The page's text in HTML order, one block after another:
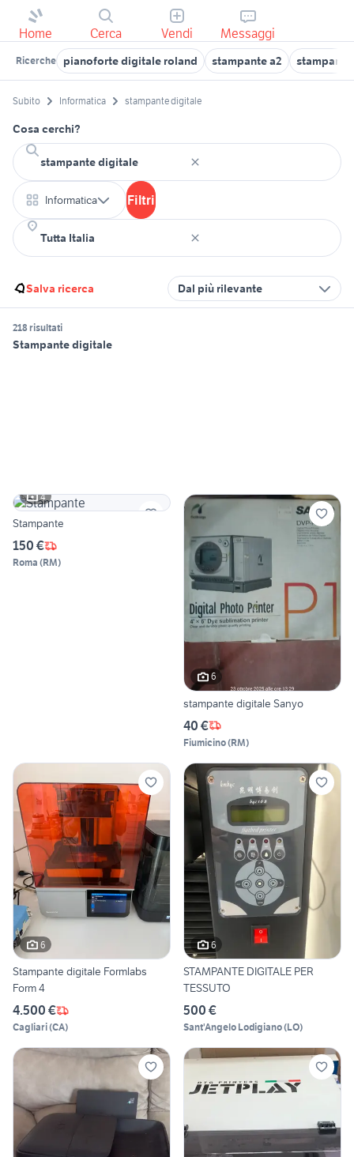
Home Cerca Vendi Messaggi
Ricerche pianoforte digitale roland stampante a2
Subito Informatica stampante digitale
Cosa cerchi?
Informatica Filtri
Salva ricerca Dal più rilevante
218 risultati
Stampante digitale
4
Stampante
150 €
Roma (RM)
6
stampante digitale Sanyo
40 €
Fiumicino(RM)
6
Stampante digitale Formlabs
Form 4
4.500 €
Cagliari(CA)
6
STAMPANTE DIGITALE PER
TESSUTO
500 €
Sant'Angelo Lodigiano(LO)